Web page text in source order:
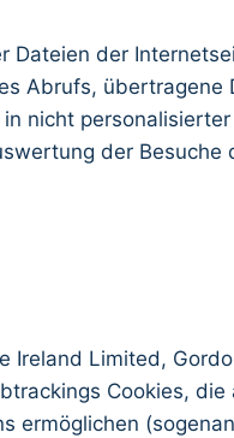
der
Abrufs, übertragene
nicht
der Besuche
Limited,
Cookies,
ermöglichen